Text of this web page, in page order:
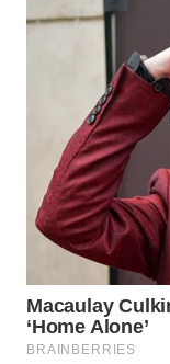
WN DELI
SERDANG
WN
TEBING
TINGGI
WN
PAKPAK
WN
KARAWANG